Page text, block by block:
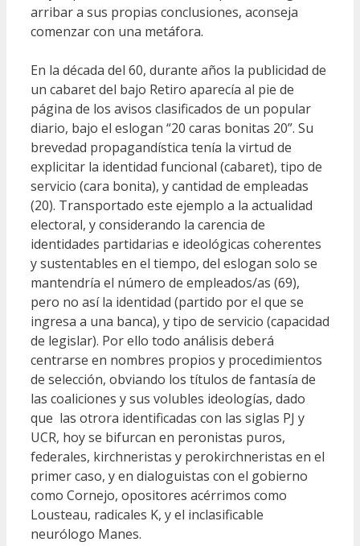
arribar a sus propias conclusiones, aconseja
comenzar con una metáfora.
En la década del 60, durante años la publicidad de
un cabaret del bajo Retiro aparecía al pie de
página de los avisos clasificados de un popular
diario, bajo el eslogan “20 caras bonitas 20”. Su
brevedad propagandística tenía la virtud de
explicitar la identidad funcional (cabaret), tipo de
servicio (cara bonita), y cantidad de empleadas
(20). Transportado este ejemplo a la actualidad
electoral, y considerando la carencia de
identidades partidarias e ideológicas coherentes
y sustentables en el tiempo, del eslogan solo se
mantendría el número de empleados/as (69),
pero no así la identidad (partido por el que se
ingresa a una banca), y tipo de servicio (capacidad
de legislar). Por ello todo análisis deberá
centrarse en nombres propios y procedimientos
de selección, obviando los títulos de fantasía de
las coaliciones y sus volubles ideologías, dado
que las otrora identificadas con las siglas PJ y
UCR, hoy se bifurcan en peronistas puros,
federales, kirchneristas y perokirchneristas en el
primer caso, y en dialoguistas con el gobierno
como Cornejo, opositores acérrimos como
Lousteau, radicales K, y el inclasificable
neurólogo Manes.